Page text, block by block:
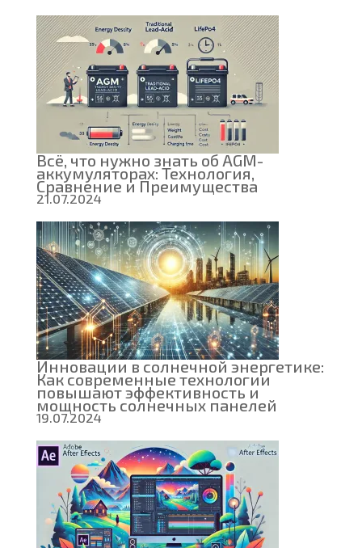
Всё, что нужно знать об AGM-
аккумуляторах: Технология,
Сравнение и Преимущества
21.07.2024
Инновации в солнечной энергетике:
Как современные технологии
повышают эффективность и
мощность солнечных панелей
19.07.2024